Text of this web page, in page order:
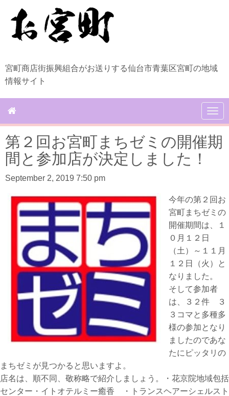
宮町商店街振興組合がお送りする仙台市青葉区宮町の地域
情報サイト
N
a
i
g
n
第２回お宮町まちゼミの開催期
間と参加店が決定しました！
September 2, 2019 7:50 pm
今年の第２回お
宮町まちゼミの
開催期間は、１
０月１２日
（土）～１１月
１２日（火）と
なりました。
そして参加者
は、３２件 ３
３コマと多種多
様の参加となり
ましたのであな
たにピッタリの
まちゼミが見つかると思いますよ。
店名は、順不同、敬称略で紹介しましょう。・花京院地域包括
センター・イトオテルミー癒香 ・トランスヘアーシェルスト